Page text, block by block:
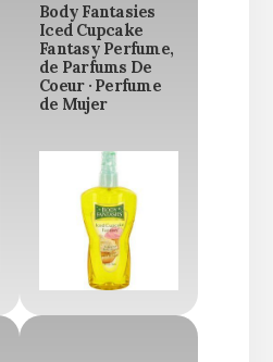
Body Fantasies
Iced Cupcake
Fantasy Perfume,
de Parfums De
Coeur · Perfume
de Mujer